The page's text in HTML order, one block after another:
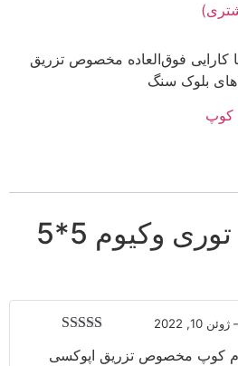
کارایی فوق‌العاده مخصوص تزریق
بلوک سنگ
کوپ
توری وکیوم 5*5
ژوئن 10, 2022
کوپ مخصوص تزریق اپوکسی